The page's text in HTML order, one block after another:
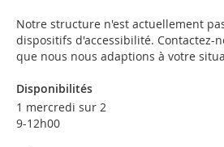
Notre structure n'est actuellement
dispositifs d'accessibilité. Contactez-
que nous nous adaptions à votre
Disponibilités
1 mercredi sur 2
9-12h00